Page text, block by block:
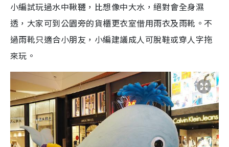
小編試玩過水中鞦韆，比想像中大水，絕對會全身濕
透，大家可到公園旁的貨櫃更衣室借用雨衣及雨靴。不
過雨靴只適合小朋友，小編建議成人可脫鞋或穿人字拖
來玩。